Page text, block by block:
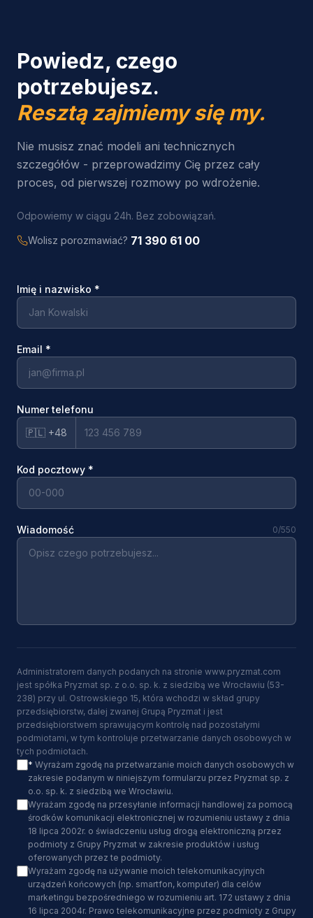
Powiedz, czego
potrzebujesz.
Resztą zajmiemy się my.
Nie musisz znać modeli ani technicznych
szczegółów - przeprowadzimy Cię przez cały
proces, od pierwszej rozmowy po wdrożenie.
Odpowiemy w ciągu 24h. Bez zobowiązań.
Wolisz porozmawiać? 71 390 61 00
Imię i nazwisko *
Email *
Numer telefonu
🇵🇱 +48
Kod pocztowy *
Wiadomość 0/550
Administratorem danych podanych na stronie www.pryzmat.com
jest spółka Pryzmat sp. z o.o. sp. k. z siedzibą we Wrocławiu (53-
238) przy ul. Ostrowskiego 15, która wchodzi w skład grupy
przedsiębiorstw, dalej zwanej Grupą Pryzmat i jest
przedsiębiorstwem sprawującym kontrolę nad pozostałymi
podmiotami, w tym kontroluje przetwarzanie danych osobowych w
tych podmiotach.
* Wyrażam zgodę na przetwarzanie moich danych osobowych w
zakresie podanym w niniejszym formularzu przez Pryzmat sp. z
o.o. sp. k. z siedzibą we Wrocławiu.
Wyrażam zgodę na przesyłanie informacji handlowej za pomocą
środków komunikacji elektronicznej w rozumieniu ustawy z dnia
18 lipca 2002r. o świadczeniu usług drogą elektroniczną przez
podmioty z Grupy Pryzmat w zakresie produktów i usług
oferowanych przez te podmioty.
Wyrażam zgodę na używanie moich telekomunikacyjnych
urządzeń końcowych (np. smartfon, komputer) dla celów
marketingu bezpośredniego w rozumieniu art. 172 ustawy z dnia
16 lipca 2004r. Prawo telekomunikacyjne przez podmioty z Grupy